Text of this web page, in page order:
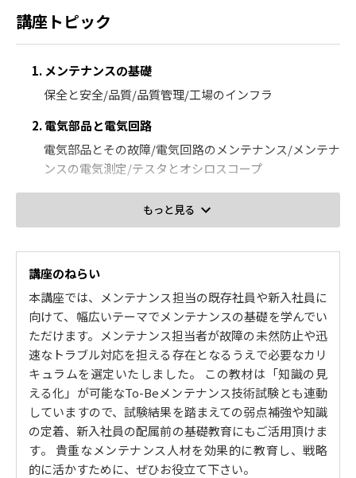
講座トピック
1. メンテナンスの基礎
保全と安全/品質/品質管理/工場のインフラ
2. 電気部品と電気回路
電気部品とその故障/電気回路のメンテナンス/メンテナ
ンスの電気測定/テスタとオシロスコープ
保全のための材料工学/保全のための機械力学/機械要素
4. メカトロニクス
自動化の仕組み/センサの知識とメンテナンス/アクチュ
エータの知識とメンテナンス/ロボットと画像処理
5. 機械の制御
機械制御の基礎/シーケンス制御/PLC 制御/制御と各種
言語
もっと見る
講座のねらい
本講座では、メンテナンス担当の既存社員や新入社員に
向けて、幅広いテーマでメンテナンスの基礎を学んでい
ただけます。メンテナンス担当者が故障の未然防止や迅
速なトラブル対応を担える存在となるうえで必要なカリ
キュラムを選定いたしました。 この教材は「知識の見
える化」が可能なTo-Beメンテナンス技術試験とも連動
していますので、試験結果を踏まえての弱点補強や知識
の定着、新入社員の配属前の基礎教育にもご活用頂けま
す。 貴重なメンテナンス人材を効果的に教育し、戦略
的に活かすために、ぜひお役立て下さい。